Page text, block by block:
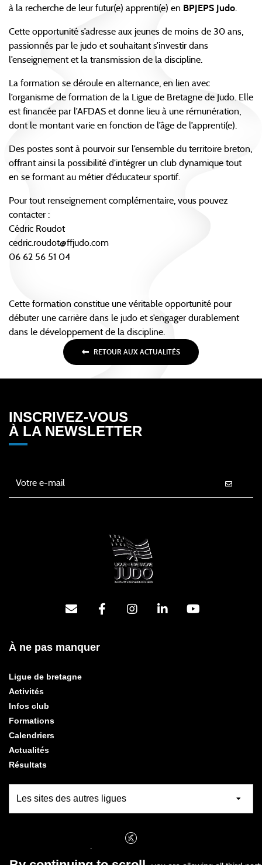
à la recherche de leur futur(e) apprenti(e) en BPJEPS Judo.
Cette opportunité s’adresse aux jeunes de moins de 30 ans,
passionnés par le judo et souhaitant s’investir dans
l’enseignement et la transmission de la discipline.
La formation se déroule en alternance, en lien avec
l’organisme de formation de la Ligue de Bretagne de Judo. Elle
est financée par l’AFDAS et donne lieu à une rémunération,
dont le montant varie en fonction de l’âge de l’apprenti(e).
Des postes sont à pourvoir sur l’ensemble du territoire breton,
offrant ainsi la possibilité d’intégrer un club dynamique tout
en se formant au métier d’éducateur sportif.
Pour tout renseignement complémentaire, vous pouvez
contacter :
Cédric Roudot
cedric.roudot@ffjudo.com
06 62 56 51 04
Cette formation constitue une véritable opportunité pour
débuter une carrière dans le judo et s’engager durablement
dans le développement de la discipline.
RETOUR AUX ACTUALITÉS
INSCRIVEZ-VOUS
À LA NEWSLETTER
À ne pas manquer
Ligue de bretagne
Activités
Infos club
Formations
Calendriers
Actualités
Résultats